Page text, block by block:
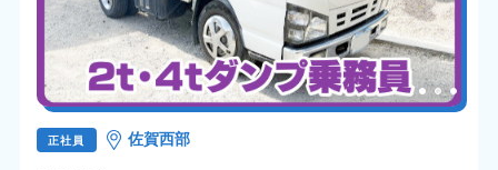
正社員 佐賀西部